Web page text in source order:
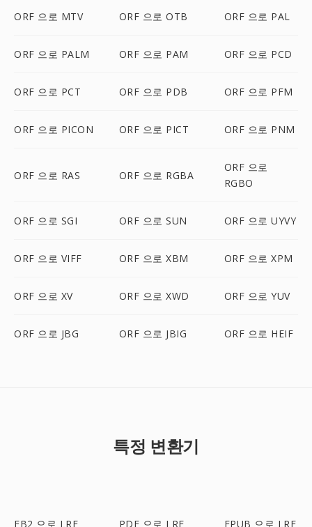
ORF 으로 MTV ORF 으로 OTB ORF 으로 PAL
ORF 으로 PALM ORF 으로 PAM ORF 으로 PCD
ORF 으로 PCT ORF 으로 PDB ORF 으로 PFM
ORF 으로 PICON ORF 으로 PICT ORF 으로 PNM
ORF 으로 RAS ORF 으로 RGBA
ORF 으로
RGBO
ORF 으로 SGI ORF 으로 SUN ORF 으로 UYVY
ORF 으로 VIFF ORF 으로 XBM ORF 으로 XPM
ORF 으로 XV ORF 으로 XWD ORF 으로 YUV
ORF 으로 JBG ORF 으로 JBIG ORF 으로 HEIF
특정 변환기
FB2 으로 LRF PDF 으로 LRF EPUB 으로 LRF